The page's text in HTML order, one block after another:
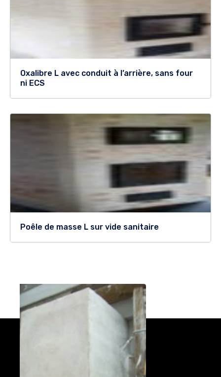
Oxalibre L avec conduit à l’arrière, sans four
ni ECS
Poêle de masse L sur vide sanitaire